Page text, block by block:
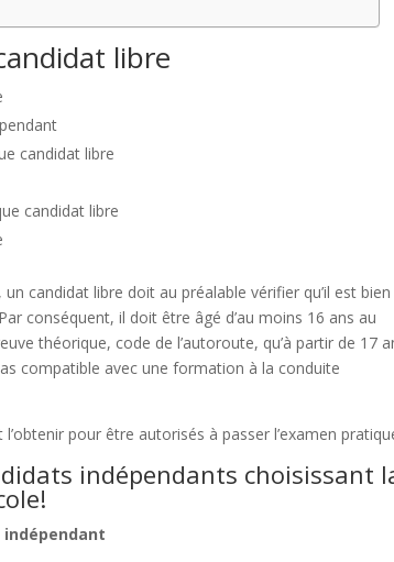
libre
candidat libre
candidat libre
candidat libre doit au préalable vérifier qu’il est bien
conséquent, il doit être âgé d’au moins 16 ans au
théorique, code de l’autoroute, qu’à partir de 17
compatible avec une formation à la conduite
pour être autorisés à passer l’examen
indépendants choisissant
indépendant